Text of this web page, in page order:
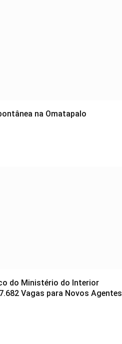
na Omatapalo
do Ministério do Interior
Vagas para Novos Agentes